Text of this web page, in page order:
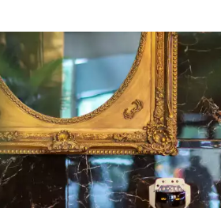
經濟 科技